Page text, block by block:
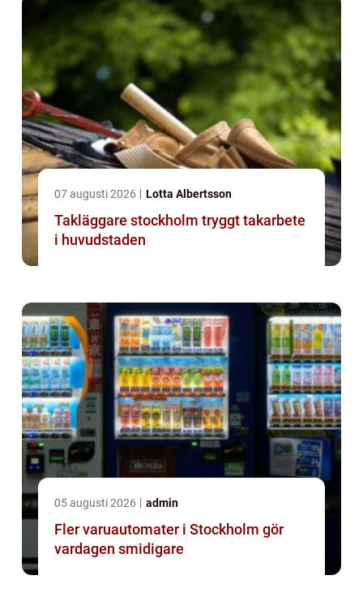
07 augusti 2026 Lotta Albertsson
Takläggare stockholm tryggt takarbete
i huvudstaden
05 augusti 2026 admin
Fler varuautomater i Stockholm gör
vardagen smidigare